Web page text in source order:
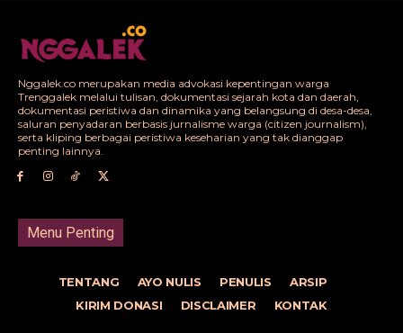
Nggalek.co merupakan media advokasi kepentingan warga
Trenggalek melalui tulisan, dokumentasi sejarah kota dan daerah,
dokumentasi peristiwa dan dinamika yang belangsung di desa-desa,
saluran penyadaran berbasis jurnalisme warga (citizen journalism),
serta kliping berbagai peristiwa keseharian yang tak dianggap
penting lainnya.
Menu Penting
TENTANG AYO NULIS PENULIS
ARSIP
KIRIM DONASI
DISCLAIMER KONTAK